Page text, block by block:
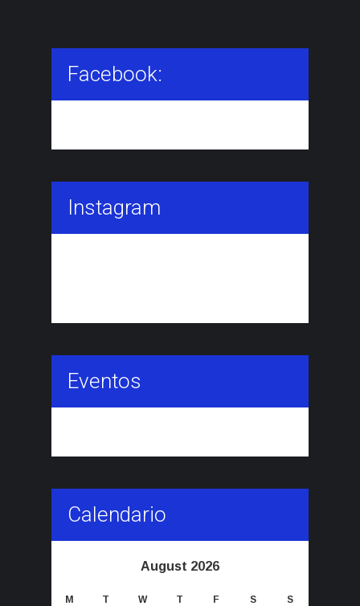
Facebook:
Instagram
Eventos
Calendario
August 2026
M T W T F S S